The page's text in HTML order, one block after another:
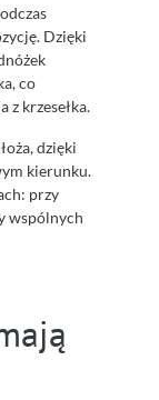
Dzięki
co
z krzesełka.
dzięki
kierunku.
przy
wspólnych